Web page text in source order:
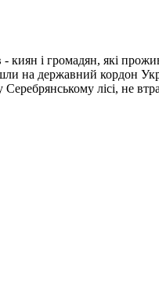
киян і громадян, які
на державний кордон
лісі, не